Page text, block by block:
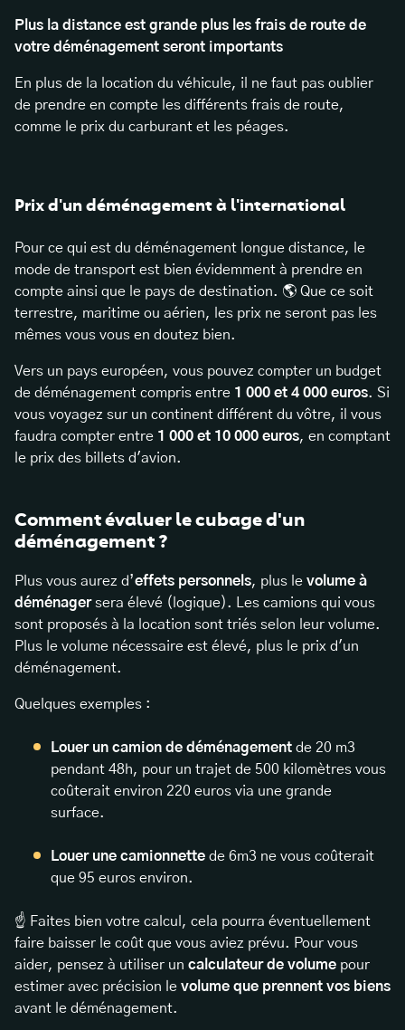
Plus la distance est grande plus les frais de route de
votre déménagement seront importants
En plus de la location du véhicule, il ne faut pas oublier
de prendre en compte les différents frais de route,
comme le prix du carburant et les péages.
Prix d'un déménagement à l'international
Pour ce qui est du déménagement longue distance, le
mode de transport est bien évidemment à prendre en
compte ainsi que le pays de destination. 🌎 Que ce soit
terrestre, maritime ou aérien, les prix ne seront pas les
mêmes vous vous en doutez bien.
Vers un pays européen, vous pouvez compter un budget
de déménagement compris entre 1 000 et 4 000 euros. Si
vous voyagez sur un continent différent du vôtre, il vous
faudra compter entre 1 000 et 10 000 euros, en comptant
le prix des billets d'avion.
Comment évaluer le cubage d'un
déménagement ?
Plus vous aurez d’effets personnels, plus le volume à
déménagersera élevé (logique). Les camions qui vous
sont proposés à la location sont triés selon leur volume.
Plus le volume nécessaire est élevé, plus le prix d'un
déménagement.
Quelques exemples :
Louer un camion de déménagement de 20 m3
pendant 48h, pour un trajet de 500 kilomètres vous
coûterait environ 220 euros via une grande
surface.
Louer une camionnette de 6m3 ne vous coûterait
que 95 euros environ.
☝ Faites bien votre calcul, cela pourra éventuellement
faire baisser le coût que vous aviez prévu. Pour vous
aider, pensez à utiliser un calculateur de volume pour
estimer avec précision le volume que prennent vos biens
avant le déménagement.